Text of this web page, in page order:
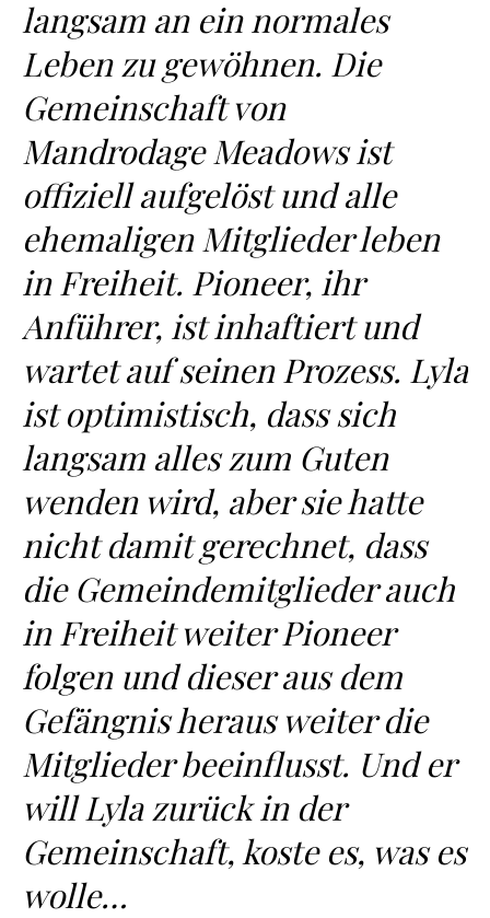
langsam an ein normales
Leben zu gewöhnen. Die
Gemeinschaft von
Mandrodage Meadows ist
offiziell aufgelöst und alle
ehemaligen Mitglieder leben
in Freiheit. Pioneer, ihr
Anführer, ist inhaftiert und
wartet auf seinen Prozess. Lyla
ist optimistisch, dass sich
langsam alles zum Guten
wenden wird, aber sie hatte
nicht damit gerechnet, dass
die Gemeindemitglieder auch
in Freiheit weiter Pioneer
folgen und dieser aus dem
Gefängnis heraus weiter die
Mitglieder beeinflusst. Und er
will Lyla zurück in der
Gemeinschaft, koste es, was es
wolle…